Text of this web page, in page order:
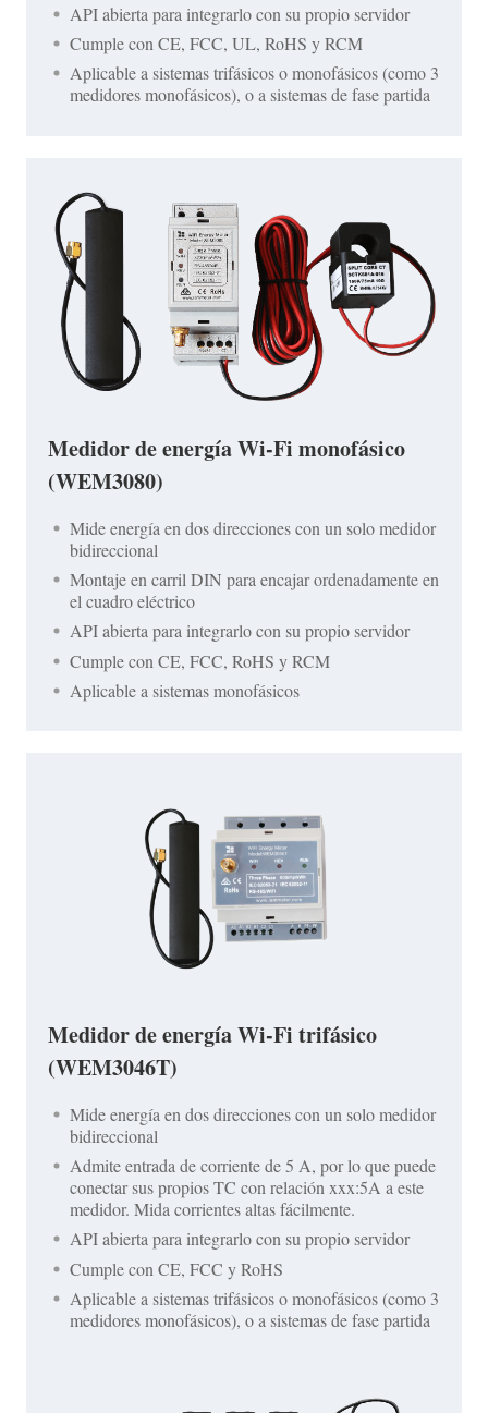
API abierta para integrarlo con su propio servidor
Cumple con CE, FCC, UL, RoHS y RCM
Aplicable a sistemas trifásicos o monofásicos (como 3
medidores monofásicos), o a sistemas de fase partida
Medidor de energía Wi-Fi monofásico
(WEM3080)
Mide energía en dos direcciones con un solo medidor
bidireccional
Montaje en carril DIN para encajar ordenadamente en
el cuadro eléctrico
API abierta para integrarlo con su propio servidor
Cumple con CE, FCC, RoHS y RCM
Aplicable a sistemas monofásicos
Medidor de energía Wi-Fi trifásico
(WEM3046T)
Mide energía en dos direcciones con un solo medidor
bidireccional
Admite entrada de corriente de 5 A, por lo que puede
conectar sus propios TC con relación xxx:5A a este
medidor. Mida corrientes altas fácilmente.
API abierta para integrarlo con su propio servidor
Cumple con CE, FCC y RoHS
Aplicable a sistemas trifásicos o monofásicos (como 3
medidores monofásicos), o a sistemas de fase partida